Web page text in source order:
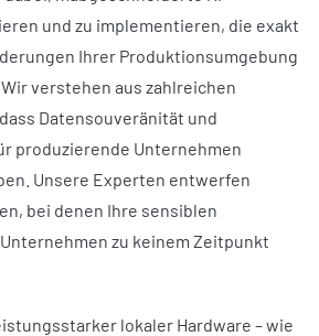
und zu implementieren, die exakt
Ihrer Produktionsumgebung
verstehen aus zahlreichen
Datensouveränität und
produzierende Unternehmen
Unsere Experten entwerfen
bei denen Ihre sensiblen
zu keinem Zeitpunkt
lokaler Hardware – wie